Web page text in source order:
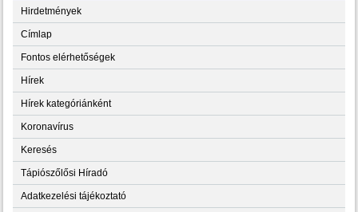
Hirdetmények
Címlap
Fontos elérhetőségek
Hírek
Hírek kategóriánként
Koronavírus
Keresés
Tápiószőlősi Híradó
Adatkezelési tájékoztató